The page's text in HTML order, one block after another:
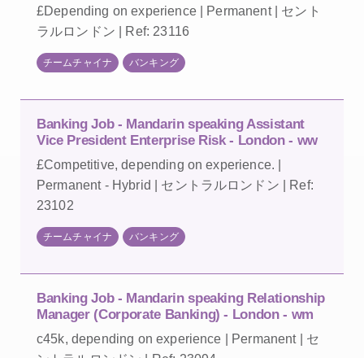
£Depending on experience | Permanent | セント
ラルロンドン | Ref: 23116
チームチャイナ バンキング
Banking Job - Mandarin speaking Assistant
Vice President Enterprise Risk - London - ww
£Competitive, depending on experience. |
Permanent - Hybrid | セントラルロンドン | Ref:
23102
チームチャイナ バンキング
Banking Job - Mandarin speaking Relationship
Manager (Corporate Banking) - London - wm
c45k, depending on experience | Permanent | セ